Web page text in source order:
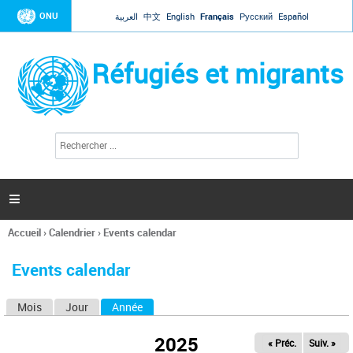
Jump to navigation
ONU العربية 中文 English Français Русский Español
Réfugiés et migrants
l
c
h
e

Vous
ici
Accueil›Calendrier› Events calendar
Events calendar
Mois Jour Année
2025 « Préc. Suiv. »